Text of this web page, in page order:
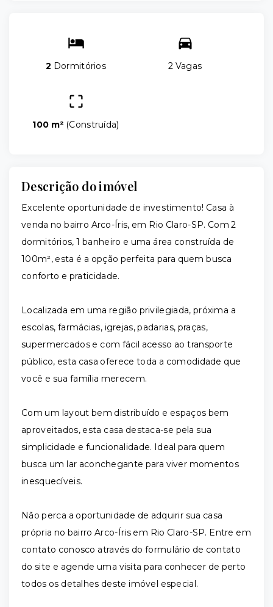
2 Dormitórios 2 Vagas
100 m² (Construída)
Descrição do imóvel
Excelente oportunidade de investimento! Casa à
venda no bairro Arco-Íris, em Rio Claro-SP. Com 2
dormitórios, 1 banheiro e uma área construída de
100m², esta é a opção perfeita para quem busca
conforto e praticidade.
Localizada em uma região privilegiada, próxima a
escolas, farmácias, igrejas, padarias, praças,
supermercados e com fácil acesso ao transporte
público, esta casa oferece toda a comodidade que
você e sua família merecem.
Com um layout bem distribuído e espaços bem
aproveitados, esta casa destaca-se pela sua
simplicidade e funcionalidade. Ideal para quem
busca um lar aconchegante para viver momentos
inesquecíveis.
Não perca a oportunidade de adquirir sua casa
própria no bairro Arco-Íris em Rio Claro-SP. Entre em
contato conosco através do formulário de contato
do site e agende uma visita para conhecer de perto
todos os detalhes deste imóvel especial.